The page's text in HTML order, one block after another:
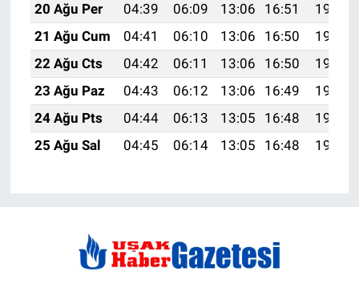
20 Ağu Per
04:39 06:09 13:06 16:51
19:54
21 Ağu Cum
04:41 06:10 13:06 16:50
19:52
22 Ağu Cts
04:42 06:11 13:06 16:50
19:51
23 Ağu Paz
04:43 06:12 13:06 16:49
19:49
24 Ağu Pts
04:44 06:13 13:05 16:48
19:48
25 Ağu Sal
04:45 06:14 13:05 16:48 19:47